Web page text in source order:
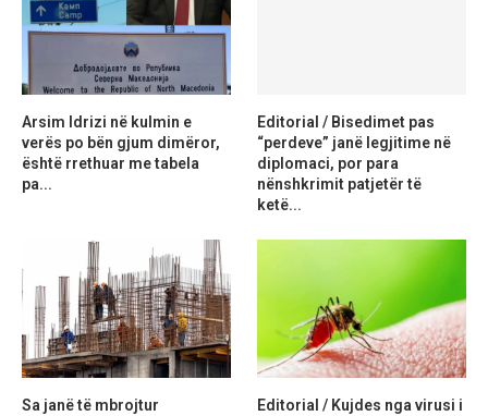
Arsim Idrizi në kulmin e
verës po bën gjum dimëror,
është rrethuar me tabela
pa...
Editorial / Bisedimet pas
“perdeve” janë legjitime në
diplomaci, por para
nënshkrimit patjetër të
ketë...
Sa janë të mbrojtur
Editorial / Kujdes nga virusi i